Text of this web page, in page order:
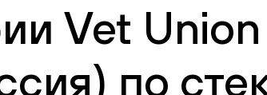
Vet Union
по